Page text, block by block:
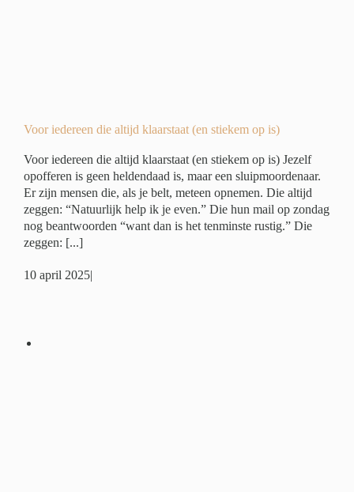
Voor iedereen die altijd klaarstaat (en stiekem op is)
Voor iedereen die altijd klaarstaat (en stiekem op is) Jezelf
opofferen is geen heldendaad is, maar een sluipmoordenaar.
Er zijn mensen die, als je belt, meteen opnemen. Die altijd
zeggen: “Natuurlijk help ik je even.” Die hun mail op zondag
nog beantwoorden “want dan is het tenminste rustig.” Die
zeggen: [...]
10 april 2025|